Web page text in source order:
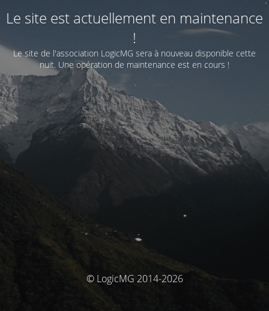
Le site est actuellement en maintenance
!
Le site de l'association LogicMG sera à nouveau disponible cette
nuit. Une opération de maintenance est en cours !
© LogicMG 2014-2026